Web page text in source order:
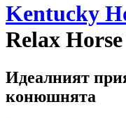
Kentucky
Relax
Идеалният
конюшнята